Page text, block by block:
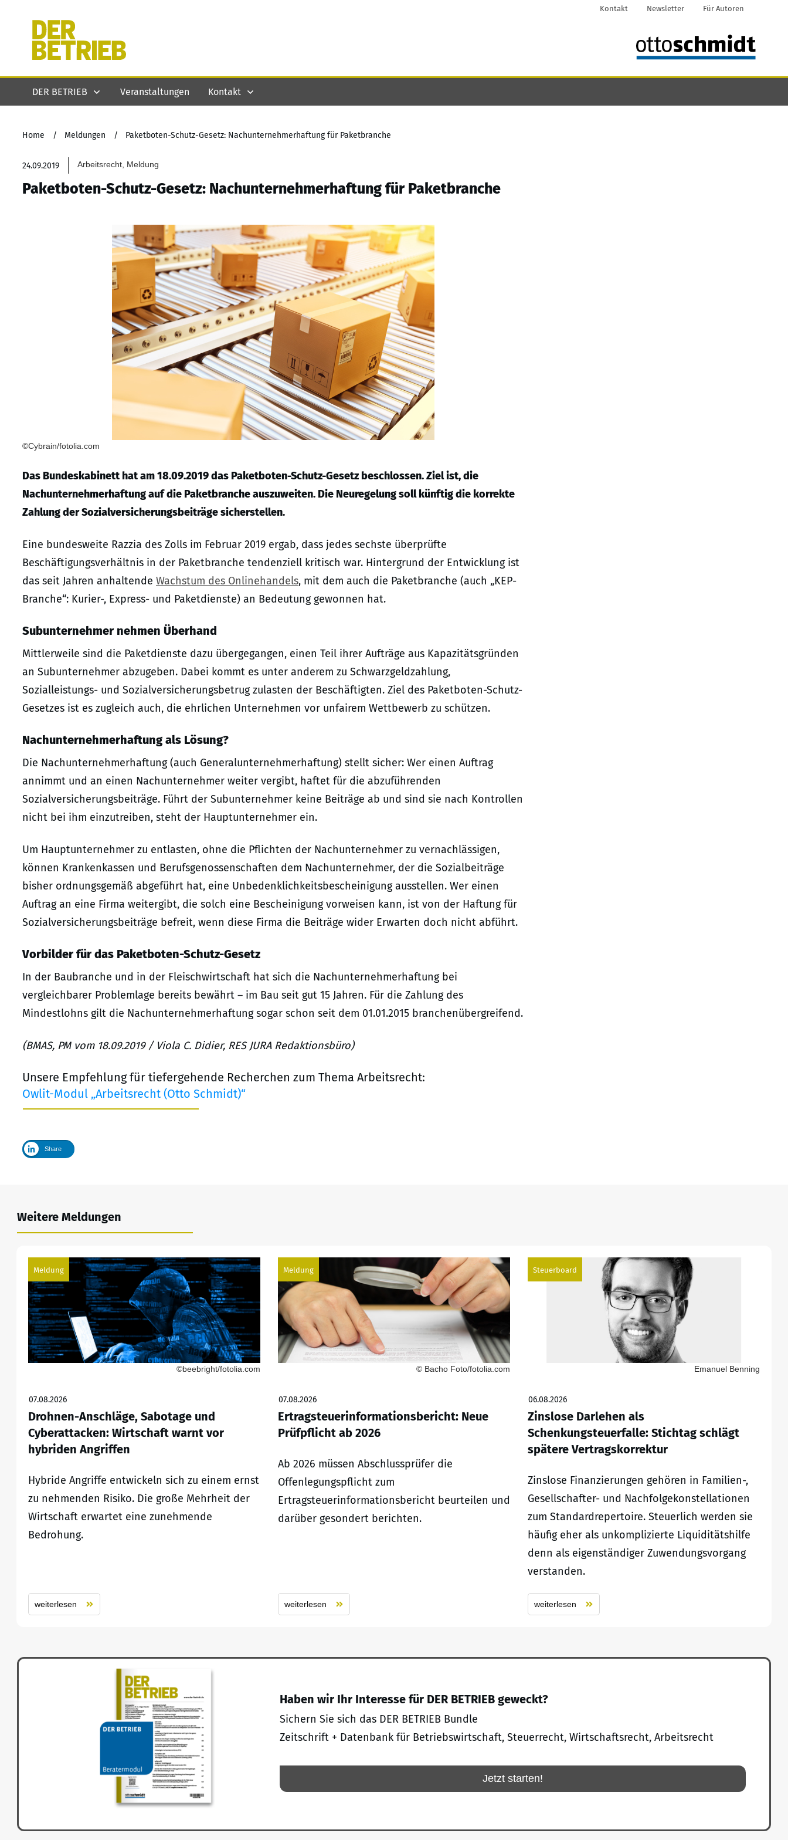
Kontakt Newsletter Für Autoren
DER BETRIEB Veranstaltungen Kontakt
Home / Meldungen / Paketboten-Schutz-Gesetz: Nachunternehmerhaftung für Paketbranche
24.09.2019 Arbeitsrecht, Meldung
Paketboten-Schutz-Gesetz: Nachunternehmerhaftung für Paketbranche
©Cybrain/fotolia.com
Das Bundeskabinett hat am 18.09.2019 das Paketboten-Schutz-Gesetz beschlossen. Ziel ist, die
Nachunternehmerhaftung auf die Paketbranche auszuweiten. Die Neuregelung soll künftig die korrekte
Zahlung der Sozialversicherungsbeiträge sicherstellen.
Eine bundesweite Razzia des Zolls im Februar 2019 ergab, dass jedes sechste überprüfte
Beschäftigungsverhältnis in der Paketbranche tendenziell kritisch war. Hintergrund der Entwicklung ist
das seit Jahren anhaltende Wachstum des Onlinehandels, mit dem auch die Paketbranche (auch „KEP-
Branche“: Kurier-, Express- und Paketdienste) an Bedeutung gewonnen hat.
Subunternehmer nehmen Überhand
Mittlerweile sind die Paketdienste dazu übergegangen, einen Teil ihrer Aufträge aus Kapazitätsgründen
an Subunternehmer abzugeben. Dabei kommt es unter anderem zu Schwarzgeldzahlung,
Sozialleistungs- und Sozialversicherungsbetrug zulasten der Beschäftigten. Ziel des Paketboten-Schutz-
Gesetzes ist es zugleich auch, die ehrlichen Unternehmen vor unfairem Wettbewerb zu schützen.
Nachunternehmerhaftung als Lösung?
Die Nachunternehmerhaftung (auch Generalunternehmerhaftung) stellt sicher: Wer einen Auftrag
annimmt und an einen Nachunternehmer weiter vergibt, haftet für die abzuführenden
Sozialversicherungsbeiträge. Führt der Subunternehmer keine Beiträge ab und sind sie nach Kontrollen
nicht bei ihm einzutreiben, steht der Hauptunternehmer ein.
Um Hauptunternehmer zu entlasten, ohne die Pflichten der Nachunternehmer zu vernachlässigen,
können Krankenkassen und Berufsgenossenschaften dem Nachunternehmer, der die Sozialbeiträge
bisher ordnungsgemäß abgeführt hat, eine Unbedenklichkeitsbescheinigung ausstellen. Wer einen
Auftrag an eine Firma weitergibt, die solch eine Bescheinigung vorweisen kann, ist von der Haftung für
Sozialversicherungsbeiträge befreit, wenn diese Firma die Beiträge wider Erwarten doch nicht abführt.
Vorbilder für das Paketboten-Schutz-Gesetz
In der Baubranche und in der Fleischwirtschaft hat sich die Nachunternehmerhaftung bei
vergleichbarer Problemlage bereits bewährt – im Bau seit gut 15 Jahren. Für die Zahlung des
Mindestlohns gilt die Nachunternehmerhaftung sogar schon seit dem 01.01.2015 branchenübergreifend.
(BMAS, PM vom 18.09.2019 / Viola C. Didier, RES JURA Redaktionsbüro)
Unsere Empfehlung für tiefergehende Recherchen zum Thema Arbeitsrecht:
Owlit-Modul „Arbeitsrecht (Otto Schmidt)“
Share
Weitere Meldungen
Meldung
©beebright/fotolia.com
07.08.2026
Drohnen-Anschläge, Sabotage und
Cyberattacken: Wirtschaft warnt vor
hybriden Angriffen
Hybride Angriffe entwickeln sich zu einem ernst
zu nehmenden Risiko. Die große Mehrheit der
Wirtschaft erwartet eine zunehmende
Bedrohung.
weiterlesen
Meldung
© Bacho Foto/fotolia.com
07.08.2026
Ertragsteuerinformationsbericht: Neue
Prüfpflicht ab 2026
Ab 2026 müssen Abschlussprüfer die
Offenlegungspflicht zum
Ertragsteuerinformationsbericht beurteilen und
darüber gesondert berichten.
weiterlesen
Steuerboard
Emanuel Benning
06.08.2026
Zinslose Darlehen als
Schenkungsteuerfalle: Stichtag schlägt
spätere Vertragskorrektur
Zinslose Finanzierungen gehören in Familien-,
Gesellschafter- und Nachfolgekonstellationen
zum Standardrepertoire. Steuerlich werden sie
häufig eher als unkomplizierte Liquiditätshilfe
denn als eigenständiger Zuwendungsvorgang
verstanden.
weiterlesen
Haben wir Ihr Interesse für DER BETRIEB geweckt?
Sichern Sie sich das DER BETRIEB Bundle
Zeitschrift + Datenbank für Betriebswirtschaft, Steuerrecht, Wirtschaftsrecht, Arbeitsrecht
Jetzt starten!